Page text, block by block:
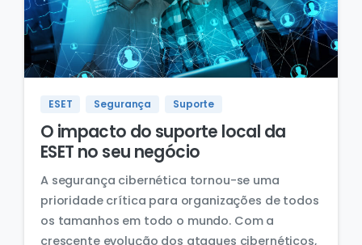
ESET Segurança Suporte
O impacto do suporte local da
ESET no seu negócio
A segurança cibernética tornou-se uma
prioridade crítica para organizações de todos
os tamanhos em todo o mundo. Com a
crescente evolução dos ataques cibernéticos,